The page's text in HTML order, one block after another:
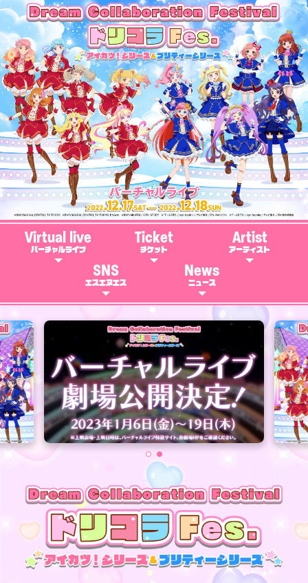
Virtual live
バーチャルライブ
Ticket
チケット
Artist
アーティスト
SNS
エスエヌエス
News
ニュース